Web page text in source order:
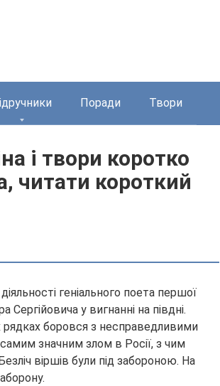
Поради Твори
і твори коротко
читати короткий
геніального поета першої
у вигнанні на півдні.
боровся з несправедливими
значним злом в Росії, з чим
віршів були під забороною. На